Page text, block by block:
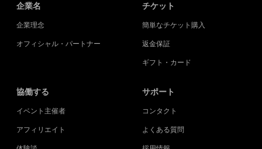
企業名
企業理念
オフィシャル・パートナー
チケット
簡単なチケット購入
返金保証
ギフト・カード
協働する
イベント主催者
アフィリエイト
サポート
コンタクト
よくある質問